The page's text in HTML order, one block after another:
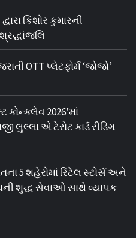
કિશોર કુમારની
OTT પ્લેટફોર્મ ‘જોજો’
2026’માં
લુલ્લા એ ટેરોટ કાર્ડ રીડિંગ
5 શહેરોમાં રિટેલ સ્ટોર્સ અને
શુદ્ધ સેવાઓ સાથે વ્યાપક